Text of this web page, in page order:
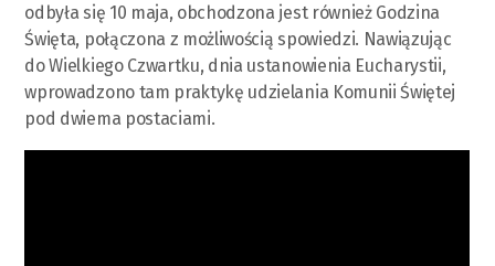
odbyła się 10 maja, obchodzona jest również Godzina
Święta, połączona z możliwością spowiedzi. Nawiązując
do Wielkiego Czwartku, dnia ustanowienia Eucharystii,
wprowadzono tam praktykę udzielania Komunii Świętej
pod dwiema postaciami.